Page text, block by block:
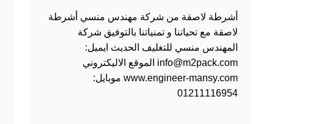
أشرطة لاصقة من شركة مهندس منسي أشرطة
لاصقة مع تحياتنا و تمنياتنا بالتوفيق شركة
المهندس منسي للتغليف الحديث ايميل:
info@m2pack.com الموقع الاليكتروني
www.engineer-mansy.com موبايل:
01211116954